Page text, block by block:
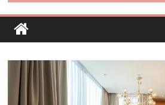
d’amélioration continue ?
Agria : une assurance santé animale
besoins des propriétaires